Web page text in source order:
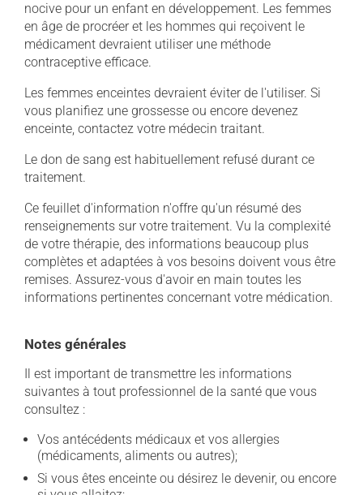
nocive pour un enfant en développement. Les femmes
en âge de procréer et les hommes qui reçoivent le
médicament devraient utiliser une méthode
contraceptive efficace.
Les femmes enceintes devraient éviter de l'utiliser. Si
vous planifiez une grossesse ou encore devenez
enceinte, contactez votre médecin traitant.
Le don de sang est habituellement refusé durant ce
traitement.
Ce feuillet d'information n'offre qu'un résumé des
renseignements sur votre traitement. Vu la complexité
de votre thérapie, des informations beaucoup plus
complètes et adaptées à vos besoins doivent vous être
remises. Assurez-vous d'avoir en main toutes les
informations pertinentes concernant votre médication.
Notes générales
Il est important de transmettre les informations
suivantes à tout professionnel de la santé que vous
consultez :
Vos antécédents médicaux et vos allergies
(médicaments, aliments ou autres);
Si vous êtes enceinte ou désirez le devenir, ou encore